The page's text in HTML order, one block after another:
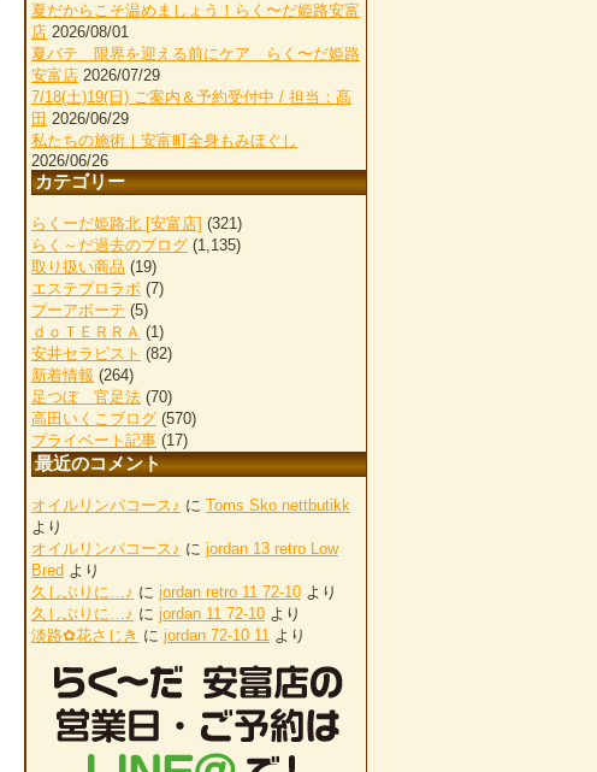
夏だからこそ温めましょう！らく〜だ姫路安富
店 2026/08/01
夏バテ 限界を迎える前にケア らく〜だ姫路
安富店 2026/07/29
7/18(土)19(日) ご案内＆予約受付中 / 担当：髙
田 2026/06/29
私たちの施術｜安富町全身もみほぐし
2026/06/26
カテゴリー
らくーだ姫路北 [安富店] (321)
らく～だ過去のブログ (1,135)
取り扱い商品 (19)
エステプロラボ (7)
プーアボーテ (5)
ｄｏＴＥＲＲＡ (1)
安井セラピスト (82)
新着情報 (264)
足つぼ 官足法 (70)
高田いくこブログ (570)
プライベート記事 (17)
最近のコメント
オイルリンパコース♪ に Toms Sko nettbutikk
より
オイルリンパコース♪ に jordan 13 retro Low
Bred より
久しぶりに…♪ に jordan retro 11 72-10 より
久しぶりに…♪ に jordan 11 72-10 より
淡路✿花さじき に jordan 72-10 11 より